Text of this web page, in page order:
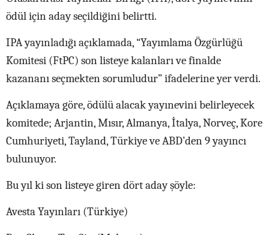
ödül için aday seçildiğini belirtti.
IPA yayınladığı açıklamada, “Yayımlama Özgürlüğü
Komitesi (FtPC) son listeye kalanları ve finalde
kazananı seçmekten sorumludur” ifadelerine yer verdi.
Açıklamaya göre, ödülü alacak yayınevini belirleyecek
komitede; Arjantin, Mısır, Almanya, İtalya, Norveç, Kore
Cumhuriyeti, Tayland, Türkiye ve ABD’den 9 yayıncı
bulunuyor.
Bu yıl ki son listeye giren dört aday şöyle:
Avesta Yayınları (Türkiye)